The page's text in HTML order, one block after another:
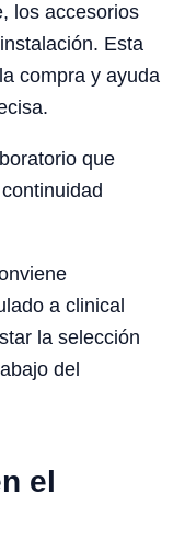
los accesorios
Esta
compra y ayuda
que
a clinical
la selección
del
el